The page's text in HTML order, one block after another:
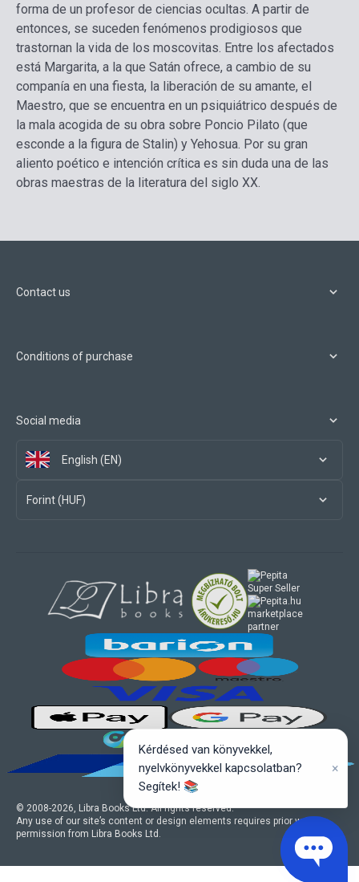
forma de un profesor de ciencias ocultas. A partir de
entonces, se suceden fenómenos prodigiosos que
trastornan la vida de los moscovitas. Entre los afectados
está Margarita, a la que Satán ofrece, a cambio de su
companía en una fiesta, la liberación de su amante, el
Maestro, que se encuentra en un psiquiátrico después de
la mala acogida de su obra sobre Poncio Pilato (que
esconde a la figura de Stalin) y Yehosua. Por su gran
aliento poético e intención crítica es sin duda una de las
obras maestras de la literatura del siglo XX.
Contact us
Conditions of purchase
Social media
English (EN)
Forint (HUF)
© 2008-2026, Libra Books Ltd. All rights reserved.
Any use of our site’s content or design elements requires prior written
permission from Libra Books Ltd.
marketplace
partner
Kérdésed van könyvekkel,
nyelvkönyvekkel kapcsolatban?
Segítek! 📚
×